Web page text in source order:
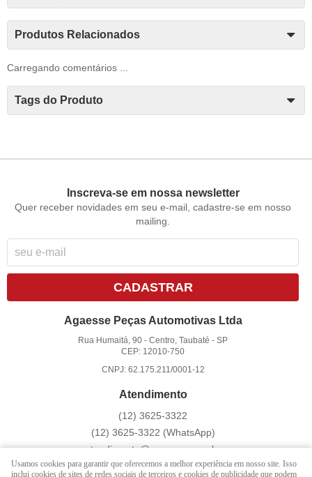
Produtos Relacionados
Carregando comentários ...
Tags do Produto
Inscreva-se em nossa newsletter
Quer receber novidades em seu e-mail, cadastre-se em nosso
mailing.
CADASTRAR
Agaesse Peças Automotivas Ltda
Rua Humaitá, 90 -Centro, Taubaté -SP
CEP: 12010-750
CNPJ: 62.175.211/0001-12
Atendimento
(12) 3625-3322
(12) 3625-3322 (WhatsApp)
atendimento@agaesse.com.br
Usamos cookies para garantir que oferecemos a melhor experiência em nosso site. Isso
inclui cookies de sites de redes sociais de terceiros e cookies de publicidade que podem